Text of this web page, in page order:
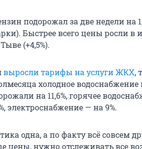
подорожал за две недели на
Быстрее всего цены росли в
(+4,5%).
выросли тарифы на услуги ЖКХ,
холодное водоснабжение
на 11,6%, горячее
электроснабжение — на 9%.
одна, а по факту всё совсем
цены, нужно отслеживать все